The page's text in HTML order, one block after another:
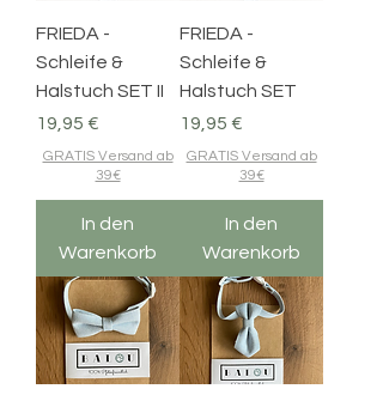
FRIEDA -
Schleife &
Halstuch SET II
Preis
19,95 €
GRATIS Versand ab
39€
In den
Warenkorb
FRIEDA -
Schleife &
Halstuch SET
Preis
19,95 €
GRATIS Versand ab
39€
In den
Warenkorb